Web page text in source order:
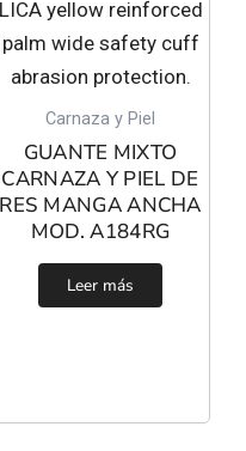
Carnaza y Piel
GUANTE MIXTO
CARNAZA Y PIEL DE
RES MANGA ANCHA
MOD. A184RG
Leer más